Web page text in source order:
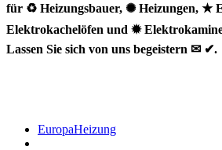
für ♻ Heizungsbauer, ✺ Heizungen, ★
Elektrokachelöfen und ✹
Lassen Sie sich von uns begeistern ✉ ✔.
EuropaHeizung